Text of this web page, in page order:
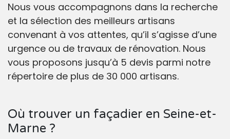
Nous vous accompagnons dans la recherche
et la sélection des meilleurs artisans
convenant à vos attentes, qu’il s’agisse d’une
urgence ou de travaux de rénovation. Nous
vous proposons jusqu’à 5 devis parmi notre
répertoire de plus de 30 000 artisans.
Où trouver un façadier en Seine-et-
Marne ?